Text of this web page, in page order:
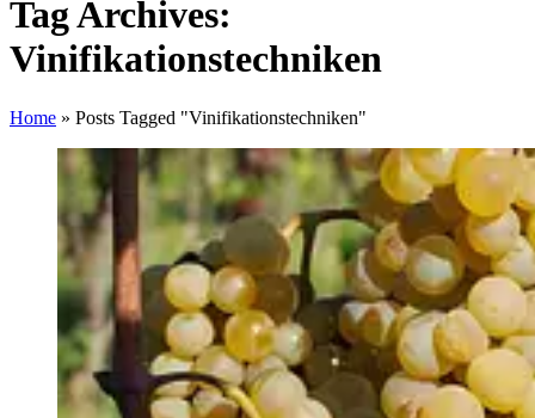
Tag Archives:
Vinifikationstechniken
Home » Posts Tagged "Vinifikationstechniken"